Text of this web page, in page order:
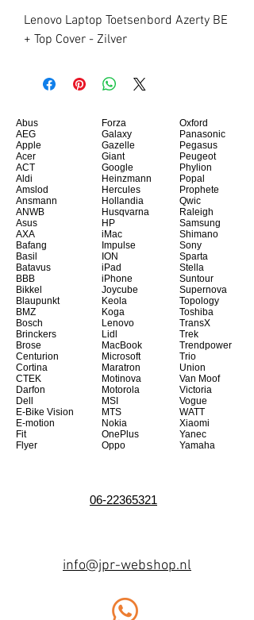
Lenovo Laptop Toetsenbord Azerty BE
+ Top Cover - Zilver
Abus
AEG
Apple
Acer
ACT
Aldi
Amslod
Ansmann
ANWB
Asus
AXA
Bafang
Basil
Batavus
BBB
Bikkel
Blaupunkt
BMZ
Bosch
Brinckers
Brose
Centurion
Cortina
CTEK
Darfon
Dell
E-Bike Vision
E-motion
Fit
Flyer
Forza
Galaxy
Gazelle
Giant
Google
Heinzmann
Hercules
Hollandia
Husqvarna
HP
iMac
Impulse
ION
iPad
iPhone
Joycube
Keola
Koga
Lenovo
Lidl
MacBook
Microsoft
Maratron
Motinova
Motorola
MSI
MTS
Nokia
OnePlus
Oppo
Oxford
Panasonic
Pegasus
Peugeot
Phylion
Popal
Prophete
Qwic
Raleigh
Samsung
Shimano
Sony
Sparta
Stella
Suntour
Supernova
Topology
Toshiba
TransX
Trek
Trendpower
Trio
Union
Van Moof
Victoria
Vogue
WATT
Xiaomi
Yanec
Yamaha
06-22365321
info@jpr-webshop.nl